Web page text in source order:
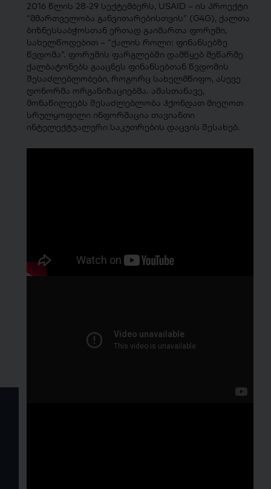
2016 წლის 28-29 სექტემბერს, USAID – ის პროექტი
“მმართველობა განვითარებისთვის” (G4G), ქალთა
ბიზნესსაბჭოსთან ერთად გაიმართა ფორუმი,
სახელწოდებით – “ქალის როლი: ფინანსებზე
წვდომა”. ფორუმის ფარგლებში დამწყებ მეწარმე
ქალბატონებს გააცნეს ფინანსებთან წვდომის
შესაძლებლობები, როგორც სახელმწიფო, ასევე
დონორმა ორგანიზაციებმა. ამასთანავე,
მონაწილეებს შესაძლებლობა ჰქონდათ მიეღოთ
სრულყოფილი ინფორმაცია თავიანთი
ინტელექტუალური საკუთრების დაცვის შესახებ.